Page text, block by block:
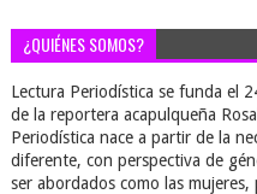
¿QUIÉNES SOMOS?
Lectura Periodística se funda el
de la reportera acapulqueña
Periodística nace a partir de la
diferente, con perspectiva de
ser abordados como las